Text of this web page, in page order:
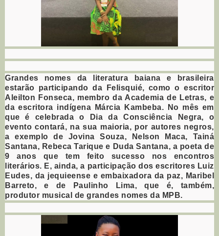
Grandes nomes da literatura baiana e brasileira
estarão participando da Felisquié, como o escritor
Aleilton Fonseca, membro da Academia de Letras, e
da escritora indígena Márcia Kambeba. No mês em
que é celebrada o Dia da Consciência Negra, o
evento contará, na sua maioria, por autores negros,
a exemplo de Jovina Souza, Nelson Maca, Tainá
Santana, Rebeca Tarique e Duda Santana, a poeta de
9 anos que tem feito sucesso nos encontros
literários. E, ainda, a participação dos escritores Luiz
Eudes, da jequieense e embaixadora da paz, Maribel
Barreto, e de Paulinho Lima, que é, também,
produtor musical de grandes nomes da MPB.